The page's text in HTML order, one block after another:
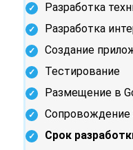
Разработка
Разработка
Создание
Тестирование
Размещение в
Сопровождение
Срок